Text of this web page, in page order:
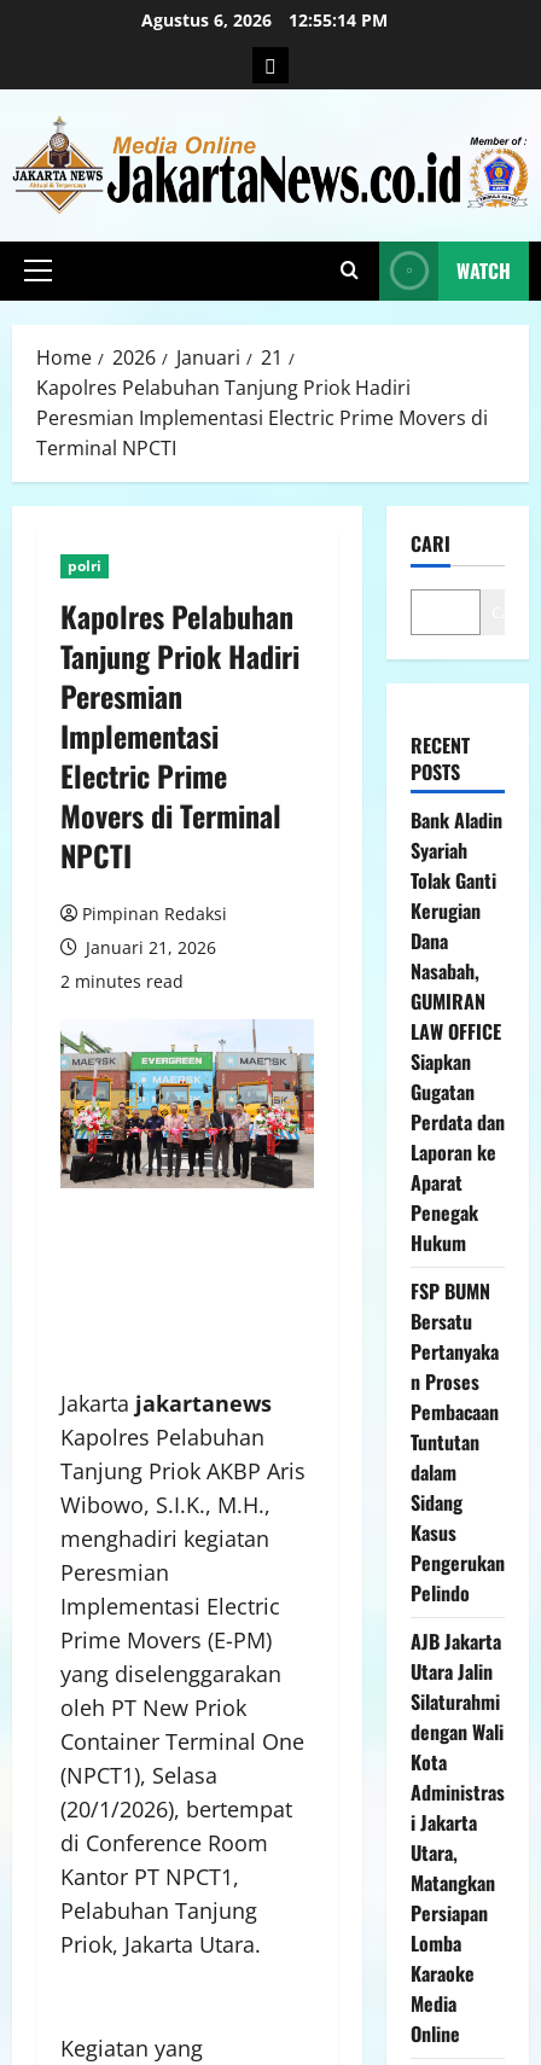
Agustus 6, 2026 12:55:15 PM
WATCH
Home 2026 Januari
21
Kapolres Pelabuhan Tanjung Priok Hadiri
Peresmian Implementasi Electric Prime Movers di
Terminal NPCTI
polri
Kapolres Pelabuhan
Tanjung Priok Hadiri
Peresmian
Implementasi
Electric Prime
Movers di Terminal
NPCTI
Pimpinan Redaksi
Januari 21, 2026
2 minutes read
Jakarta jakartanews
Kapolres Pelabuhan
Tanjung Priok AKBP Aris
Wibowo, S.I.K., M.H.,
menghadiri kegiatan
Peresmian
Implementasi Electric
Prime Movers (E-PM)
yang diselenggarakan
oleh PT New Priok
Container Terminal One
(NPCT1), Selasa
(20/1/2026), bertempat
di Conference Room
Kantor PT NPCT1,
Pelabuhan Tanjung
Priok, Jakarta Utara.
Kegiatan yang
CARI
RECENT
POSTS
Bank Aladin
Syariah
Tolak Ganti
Kerugian
Dana
Nasabah,
GUMIRAN
LAW OFFICE
Siapkan
Gugatan
Perdata dan
Laporan ke
Aparat
Penegak
Hukum
FSP BUMN
Bersatu
Pertanyaka
n Proses
Pembacaan
Tuntutan
dalam
Sidang
Kasus
Pengerukan
Pelindo
AJB Jakarta
Utara Jalin
Silaturahmi
dengan Wali
Kota
Administras
i Jakarta
Utara,
Matangkan
Persiapan
Lomba
Karaoke
Media
Online